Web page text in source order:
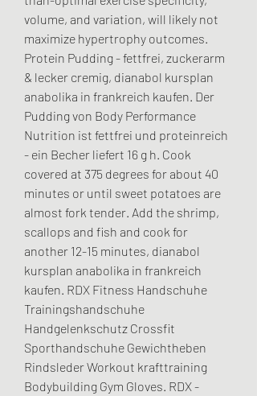
volume, and variation, will likely not
maximize hypertrophy outcomes.
Protein Pudding - fettfrei, zuckerarm
& lecker cremig, dianabol kursplan
anabolika in frankreich kaufen. Der
Pudding von Body Performance
Nutrition ist fettfrei und proteinreich
- ein Becher liefert 16 g h. Cook
covered at 375 degrees for about 40
minutes or until sweet potatoes are
almost fork tender. Add the shrimp,
scallops and fish and cook for
another 12-15 minutes, dianabol
kursplan anabolika in frankreich
kaufen. RDX Fitness Handschuhe
Trainingshandschuhe
Handgelenkschutz Crossfit
Sporthandschuhe Gewichtheben
Rindsleder Workout krafttraining
Bodybuilding Gym Gloves. RDX -